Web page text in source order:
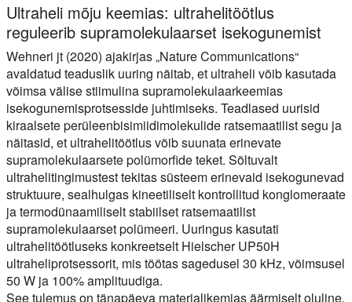
Ultraheli mõju keemias: ultrahelitöötlus
reguleerib supramolekulaarset isekogunemist
Wehneri jt (2020) ajakirjas „Nature Communications“
avaldatud teaduslik uuring näitab, et ultraheli võib kasutada
võimsa välise stiimulina supramolekulaarkeemias
isekogunemisprotsesside juhtimiseks. Teadlased uurisid
kiraalsete perüleenbisimiidimolekulide ratsemaatilist segu ja
näitasid, et ultrahelitöötlus võib suunata erinevate
supramolekulaarsete polümorfide teket. Sõltuvalt
ultrahelitingimustest tekitas süsteem erinevaid isekogunevad
struktuure, sealhulgas kineetiliselt kontrollitud konglomeraate
ja termodünaamiliselt stabiilset ratsemaatilist
supramolekulaarset polümeeri. Uuringus kasutati
ultrahelitöötluseks konkreetselt Hielscher UP50H
ultraheliprotsessorit, mis töötas sagedusel 30 kHz, võimsusel
50 W ja 100% amplituudiga.
See tulemus on tänapäeva materjalikemias äärmiselt oluline,